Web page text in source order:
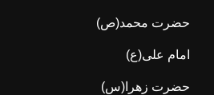
حضرت محمد(ص)
امام علی(ع)
حضرت زهرا(س)